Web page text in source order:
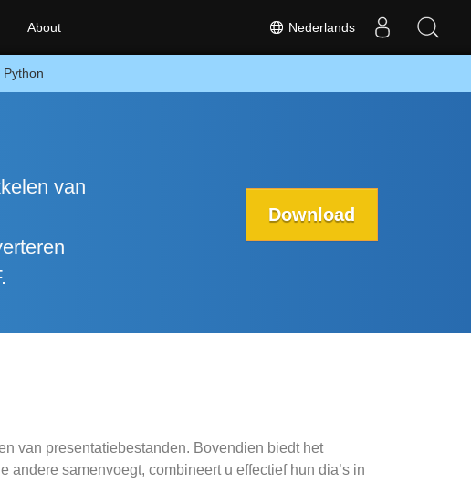
Nederlands
About
van
Download
van presentatiebestanden. Bovendien biedt het
samenvoegt, combineert u effectief hun dia’s in